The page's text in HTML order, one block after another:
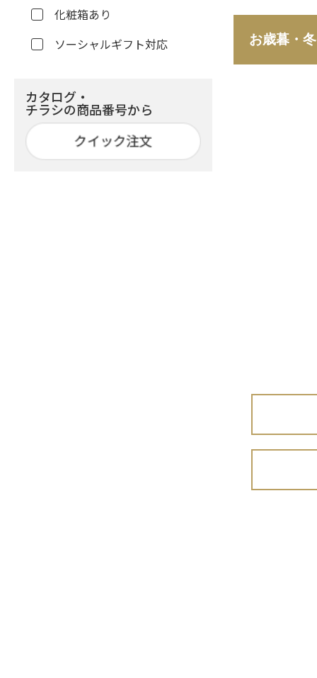
お歳暮・
化粧箱あり
ソーシャルギフト対応
カタログ・
チラシの商品番号から